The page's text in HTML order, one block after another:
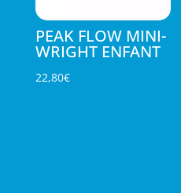
PEAK FLOW MINI-
WRIGHT ENFANT
22,80€